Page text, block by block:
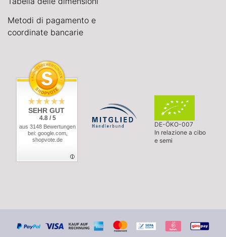
Metodi di pagamento e
coordinate bancarie
SEHR GUT
4.8 / 5
aus 3148 Bewertungen
bei: google.com,
shopvote.de
DE-ÖKO-007
In relazione a cibo
e semi